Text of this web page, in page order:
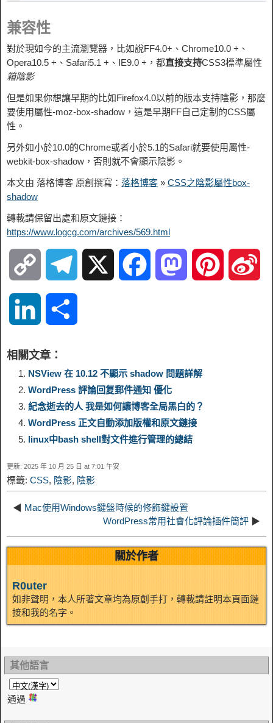
兼容性
對於現如今的主流瀏覽器，比如說FF4.0+、Chrome10.0 +、
Opera10.5 +、Safari5.1 +、IE9.0 +，都直接支持CSS3標準屬性
箱陰影
但是如果你想讓早期的比如Firefox4.0以前的版本支持陰影，那麼
要使用屬性-moz-box-shadow，這是早期FF自己定制的CSS屬
性。
另外如小於10.0的Chrome或者小於5.1的Safari就要使用屬性-
webkit-box-shadow，否則就不會顯示陰影。
本文由 落格博客 原創撰寫： 落格博客 » CSS之陰影屬性box-
shadow
轉載請保留出處和原文鏈接：
https://www.logcg.com/archives/569.html
o
y
L
i
k
g
r
m
b
o d
t
n
k
e
d
a
r
e
相關文章：
NSView 在 10.12 不顯示 shadow 問題詳解
WordPress 評論回复郵件通知 優化
紀念逝去的人 我是如何讓博客全局黑白的？
WordPress 正文自動添加版權和原文鏈接
linux中bash shell對文件進行管理的總結
更新: 2025 年 10 月 25 日 at 7:01 午安
標籤: CSS, 陰影, 陰影
◀ Mac使用Windows鍵盤時候的修飾鍵設置
WordPress常用社會化評論插件簡評 ▶
關於作者
R0uter
如非聲明，本人所著文章均為原創手打，轉載請註明本頁面鏈
接和我的名字。
其他語言
通過